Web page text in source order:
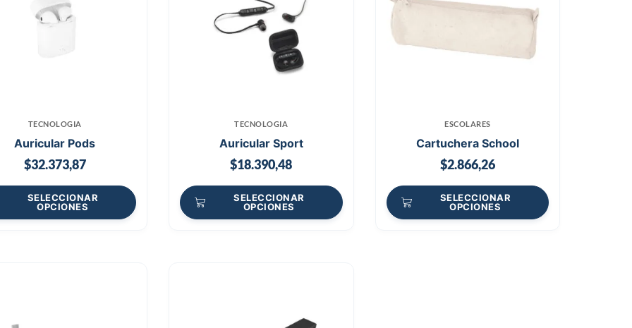
TECNOLOGIA
Auricular Pods
$32.373,87
SELECCIONAR
OPCIONES
TECNOLOGIA
Auricular Sport
$18.390,48
SELECCIONAR
OPCIONES
ESCOLARES
Cartuchera School
$2.866,26
SELECCIONAR
OPCIONES